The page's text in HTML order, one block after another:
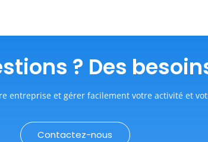
? Des
entreprise et gérer facilement votre activité et
Contactez-nous